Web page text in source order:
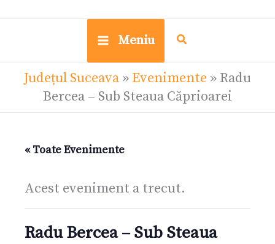
Meniu
Județul Suceava » Evenimente » Radu
Bercea – Sub Steaua Căprioarei
« Toate Evenimente
Acest eveniment a trecut.
Radu Bercea – Sub Steaua